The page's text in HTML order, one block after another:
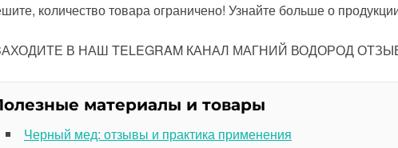
количество товара ограничено! Узнайте больше о
В НАШ TELEGRAM КАНАЛ МАГНИЙ ВОДОРОД
материалы и товары
Черный мед: отзывы и практика применения